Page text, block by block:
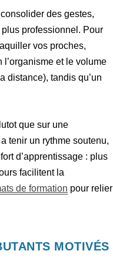
des gestes,
professionnel. Pour
vos proches,
et le volume
distance), tandis qu’un
que sur une
tenir un rythme soutenu,
d’apprentissage : plus
facilitent la
de formation pour relier
MOTIVÉS